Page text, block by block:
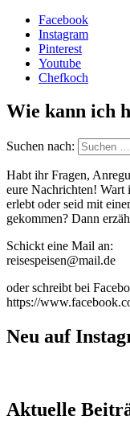
Facebook
Instagram
Pinterest
Youtube
Chefkoch
Wie kann ich
Suchen nach:
Habt ihr Fragen,
eure Nachrichten! Wart
erlebt oder seid mit
gekommen? Dann
Schickt eine Mail an:
reisespeisen@mail.de
oder schreibt bei
https://
Neu auf
Aktuelle